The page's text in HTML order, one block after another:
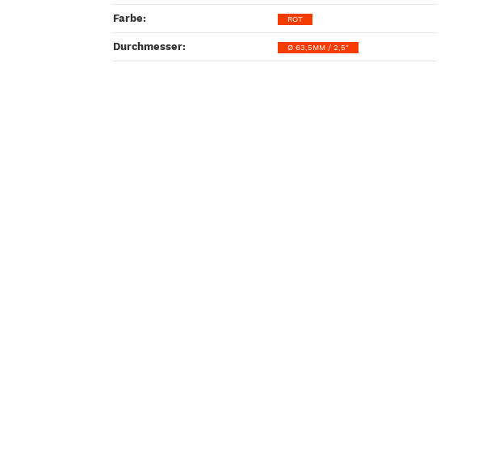
Farbe‍: ROT
Durchmesser‍: Ø 63,5MM / 2,5"